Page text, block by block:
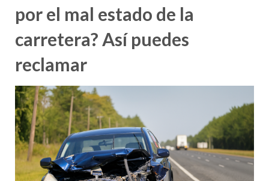
por el mal estado de la
carretera? Así puedes
reclamar